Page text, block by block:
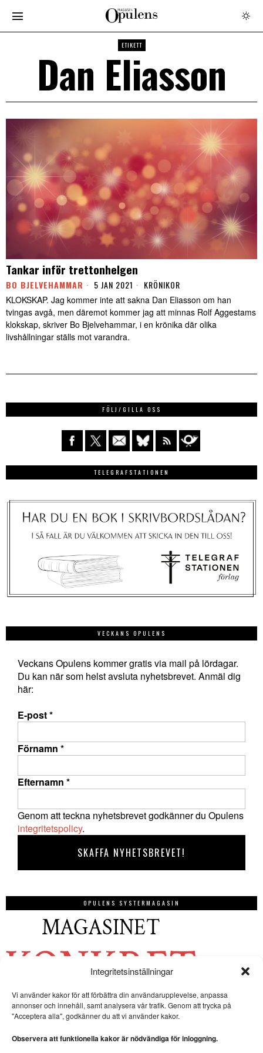
Integritetsinställningar
Vi använder kakor för att förbättra din användarupplevelse, anpassa
annonser och innehåll, samt analysera vår trafik. Genom att trycka på
"Acceptera alla", godkänner du att vi använder kakor.
Observera att funktionella kakor är nödvändiga för inloggning.
ETIKETT
Dan Eliasson
Tankar inför trettonhelgen
BO BJELVEHAMMAR 5 JAN 2021 KRÖNIKOR
KLOKSKAP. Jag kommer inte att sakna Dan Eliasson om han
tvingas avgå, men däremot kommer jag att minnas Rolf Aggestams
klokskap, skriver Bo Bjelvehammar, i en krönika där olika
livshållningar ställs mot varandra.
FÖLJ/GILLA OSS
TELEGRAFSTATIONEN
VECKANS OPULENS
Veckans Opulens kommer gratis via mail på lördagar.
Du kan när som helst avsluta nyhetsbrevet. Anmäl dig
här:
E-post*
Förnamn *
Efternamn *
Genom att teckna nyhetsbrevet godkänner du Opulens
integritetspolicy.
OPULENS SYSTERMAGASIN